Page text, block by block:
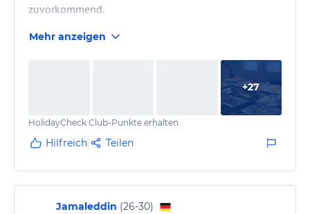
zuvorkommend.
Mehr anzeigen
+27
HolidayCheck Club-Punkte erhalten
Hilfreich Teilen
Jamaleddin (26-30)